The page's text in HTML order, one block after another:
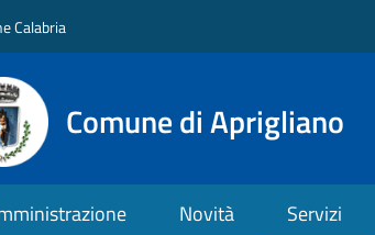
Calabria
Comune di Aprigliano
Novità Servizi